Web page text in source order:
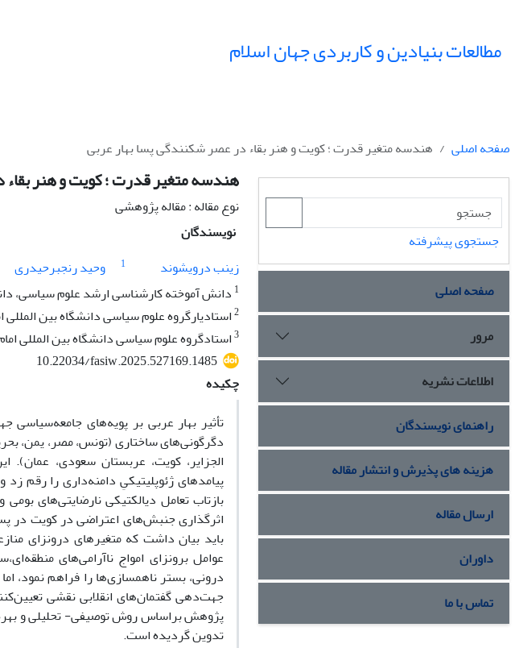
مطالعات بنیادین و کاربردی جهان اسلام
صفحه اصلی هندسه متغیر قدرت ؛ کویت و هنر بقاء در عصر شکنندگی پسا بهار عربی
هندسه متغیر قدرت ؛ کویت و هنر
نوع مقاله : مقاله پژوهشی
نویسندگان
زینب درویشوند
1 وحید رنجبرحیدری
1 دانش آموخته کارشناسی ارشد علوم سیاسی،
2استادیارگروه علوم سیاسی دانشگاه بین
3استادگروه علوم سیاسی دانشگاه بین المللی
10.22034/fasiw.2025.527169.1485
چکیده
تأثیر بهار عربی بر پویه‌های جامعه‌سیاسی
دگرگونی‌های ساختاری (تونس، مصر، یمن،
الجزایر، کویت، عربستان سعودی، عمان).
پیامدهای ژئوپلیتیکیِ دامنه‌داری را رقم
بازتاب تعامل دیالکتیکی نارضایتی‌های
اثرگذاری جنبش‌های اعتراضی در کویت در
باید بیان داشت که متغیرهای درونزای
عوامل برونزای امواج ناآرامی‌های
درونی، بستر ناهمسازی‌ها را فراهم
جهت‌دهی گفتمان‌های انقلابی نقشی
پژوهش براساس روش توصیفی- تحلیلی و بهره
تدوین گردیده است.
جستجوی پیشرفته
صفحه اصلی
مرور
اطلاعات نشریه
راهنمای نویسندگان
هزینه های پذیرش و انتشار مقاله
ارسال مقاله
داوران
تماس با ما